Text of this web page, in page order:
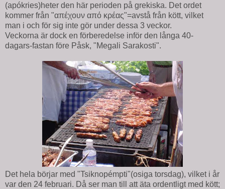
(apókries)heter den här perioden på grekiska. Det ordet
kommer från "απέχουν από κρέας"=avstå från kött, vilket
man i och för sig inte gör under dessa 3 veckor.
Veckorna är dock en förberedelse inför den långa 40-
dagars-fastan före Påsk, "Megali Sarakosti".
Det hela börjar med "Tsiknopémpti"(osiga torsdag), vilket i år
var den 24 februari. Då ser man till att äta ordentligt med kött;